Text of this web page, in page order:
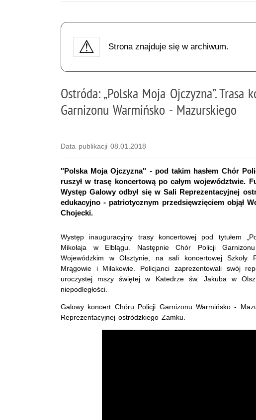
Strona znajduje się w archiwum.
Ostróda: „Polska Moja Ojczyzna”.
Garnizonu Warmińsko - Mazurskiego
Data publikacji 08.01.2018
"Polska Moja Ojczyzna" - pod takim hasłem Chór
ruszył w trasę koncertową po całym województwie.
Występ Galowy odbył się w Sali Reprezentacyjnej
edukacyjno - patriotycznym przedsięwzięciem objął
Chojecki.
Występ inauguracyjny trasy koncertowej pod tytułem
Mikołaja w Elblągu. Następnie Chór Policji
Wojewódzkim w Olsztynie, na sali koncertowej
Mrągowie i Miłakowie. Policjanci zaprezentowali swój
uroczystej mszy świętej w Katedrze św. Jakuba w
niepodległości.
Galowy koncert Chóru Policji Garnizonu Warmińsko -
Reprezentacyjnej ostródzkiego Zamku.